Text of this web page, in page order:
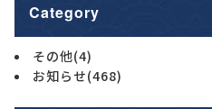
Category
その他(4)
お知らせ(468)